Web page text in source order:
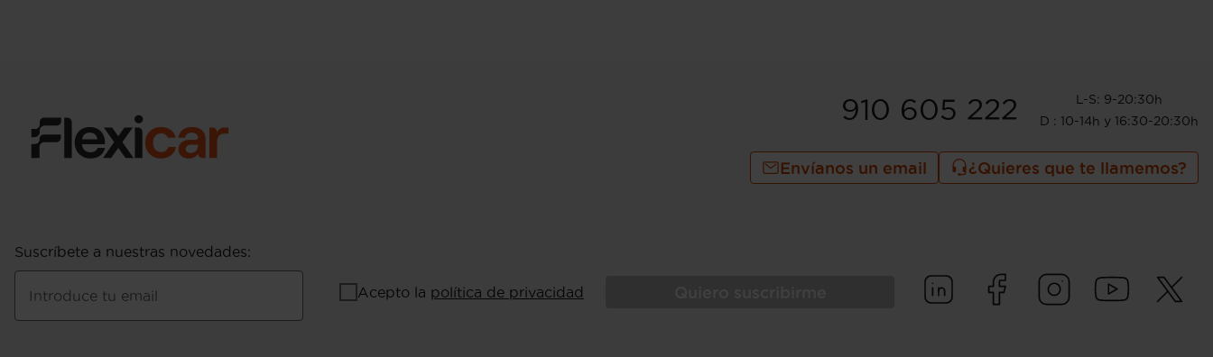
910 605 222
L-S: 9-20:30h
D : 10-14h y 16:30-20:30h
Envíanos un email ¿Quieres que te llamemos?
Suscríbete a nuestras novedades:
Introduce tu email Acepto la política de privacidad